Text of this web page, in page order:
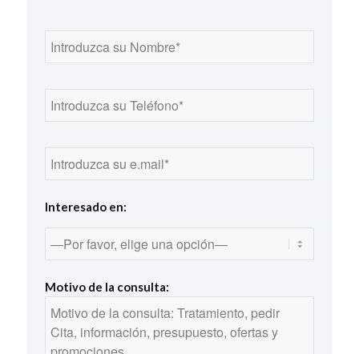
Interesado en:
Motivo de la consulta: